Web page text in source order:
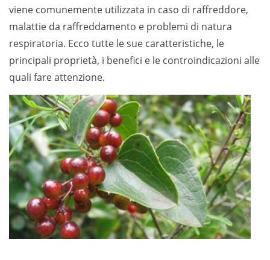
viene comunemente utilizzata in caso di raffreddore,
malattie da raffreddamento e problemi di natura
respiratoria. Ecco tutte le sue caratteristiche, le
principali proprietà, i benefici e le controindicazioni alle
quali fare attenzione.